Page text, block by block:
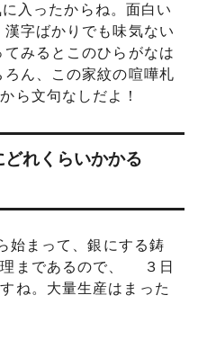
入ったからね。面白い
字ばかりでも味気ない
みるとこのひらがなは
ん、この家紋の喧嘩札
ら文句なしだよ！
れくらいかかる
始まって、銀にする鋳
理まであるので、 ３日
ね。大量生産はまった